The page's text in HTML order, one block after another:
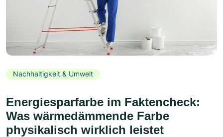
Nachhaltigkeit & Umwelt
Energiesparfarbe im Faktencheck:
Was wärmedämmende Farbe
physikalisch wirklich leistet